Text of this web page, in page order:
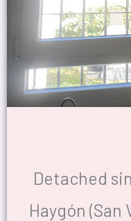
Detached
Haygón